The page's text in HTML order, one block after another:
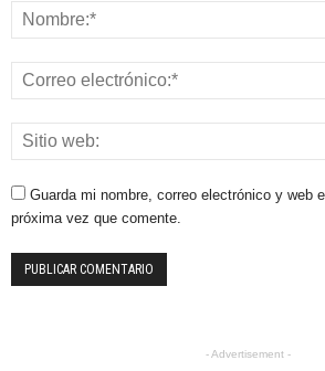
Guarda mi nombre, correo electrónico y web
próxima vez que comente.
- Advertisement -